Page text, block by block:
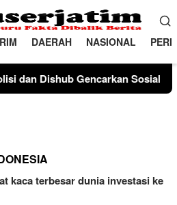
DAERAH NASIONAL
Sosialisasi Edukasi Berkendara
kaca terbesar dunia investasi ke